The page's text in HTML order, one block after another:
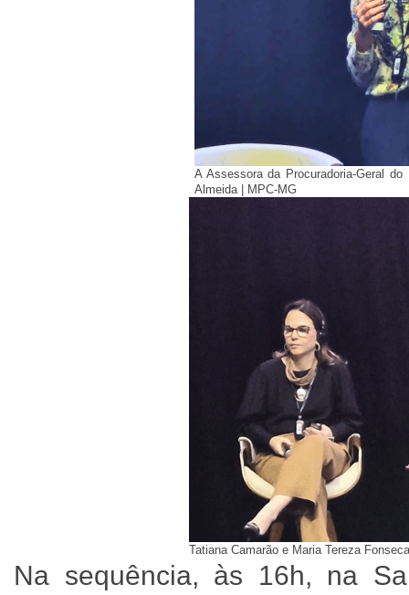
A Assessora da Procuradoria-Geral
Almeida | MPC-MG
Tatiana Camarão e Maria Tereza
Na sequência, às 16h, na